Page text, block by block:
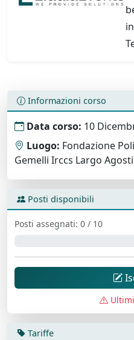
Informazioni corso
Data corso: 10
Luogo: Fondazione
Gemelli Irccs Largo
Posti disponibili
Posti assegnati: 0 / 10
Tariffe